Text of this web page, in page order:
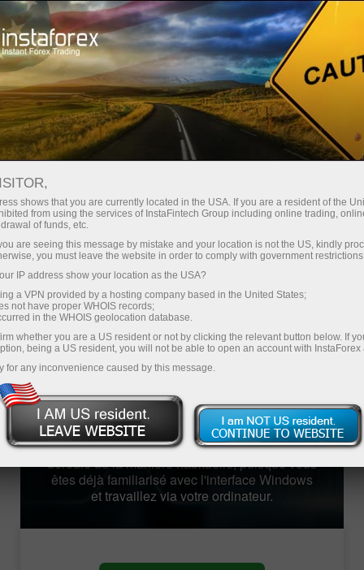
Pour les traders
Conditions de trading
Hébergement VPS
Hébergement Forex
VPS - Serveur de
trading rapide et stable
L'hébergement VPS (Virtual Private Server) est
un outil qui vous aidera à organiser
correctement le trading sur le marché des
changes. Le serveur est équipé d'une
fonctionnement ininterrompu et fiable 24 heures
sur 24. Il est disponible sur n'importe quel
appareil et dispose d'une connexion Internet
haut débit illimité. En plus de cela, le travail se
déroule de la manière habituelle, puisque vous
êtes déjà familiarisé avec l'interface Windows
et travaillez via votre ordinateur.
shows that you are currently located in the USA. If you are a resident of the
from using the services of InstaFintech Group including online trading,
of funds, etc.
are seeing this message by mistake and your location is not the US, kindly
you must leave the website in order to comply with government
IP address show your location as the USA?
a VPN provided by a hosting company based in the United States;
not have proper WHOIS records;
in the WHOIS geolocation database.
whether you are a US resident or not by clicking the relevant button below. If
being a US resident, you will not be able to open an account with InstaForex
for any inconvenience caused by this message.